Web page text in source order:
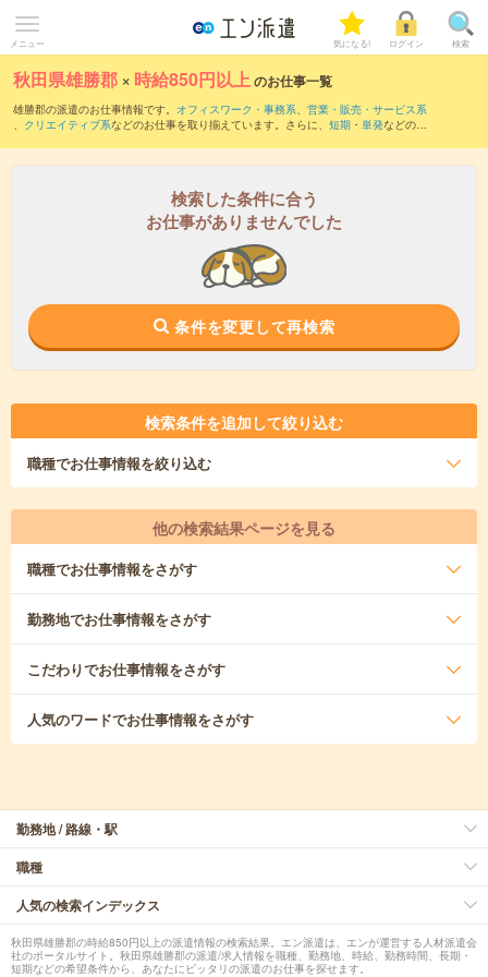
メニュー 気になる! ログイン 検索
秋田県雄勝郡 × 時給850円以上のお仕事一覧
雄勝郡の派遣のお仕事情報です。 オフィスワーク・事務系、 営業・販売・サービス系
、 クリエイティブ系などのお仕事を取り揃えています。さらに、 短期 ・ 単発などの期
時給1050円以上・1800円以上の求人はこちら
検索した条件に合う
お仕事がありませんでした
条件を変更して再検索
検索条件を追加して絞り込む
職種でお仕事情報を絞り込む
他の検索結果ページを見る
職種でお仕事情報をさがす
勤務地でお仕事情報をさがす
こだわりでお仕事情報をさがす
人気のワードでお仕事情報をさがす
勤務地 / 路線・駅
職種
人気の検索インデックス
秋田県雄勝郡の時給850円以上の派遣情報の検索結果。エン派遣は、エンが運営する人材派遣会
社のポータルサイト。秋田県雄勝郡の派遣/求人情報を職種、勤務地、時給、勤務時間、長期・
短期などの希望条件から、あなたにピッタリの派遣のお仕事を探せます。